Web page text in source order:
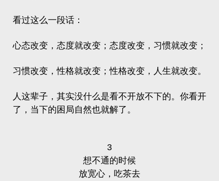
看过这么一段话：
心态改变，态度就改变；态度改变，习惯就改变；
习惯改变，性格就改变；性格改变，人生就改变。
人这辈子，其实没什么是看不开放不下的。你看开
了，当下的困局自然也就解了。
3
想不通的时候
放宽心，吃茶去